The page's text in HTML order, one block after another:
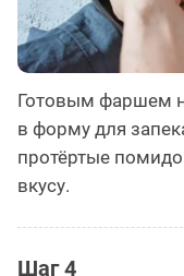
Готовым фаршем
в форму для
протёртые
вкусу.
Шаг 4